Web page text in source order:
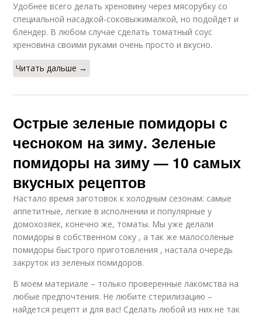
Удобнее всего делать хреновину через мясорубку со
специальной насадкой-соковыжималкой, но подойдет и
блендер. В любом случае сделать томатный соус
хреновина своими руками очень просто и вкусно.
Читать дальше →
Острые зеленые помидоры с
чесноком на зиму. Зеленые
помидоры на зиму — 10 самых
вкусных рецептов
Настало время заготовок к холодным сезонам: самые
аппетитные, легкие в исполнении и популярные у
домохозяек, конечно же, томаты. Мы уже делали
помидоры в собственном соку , а так же малосоленые
помидоры быстрого приготовления , настала очередь
закруток из зеленых помидоров.
В моем материале – только проверенные лакомства на
любые предпочтения. Не любите стерилизацию –
найдется рецепт и для вас! Сделать любой из них не так